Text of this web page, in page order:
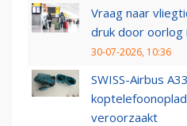
Vraag naar
druk door oorlog
30-07-2026, 10:36
SWISS-Airbus
veroorzaakt